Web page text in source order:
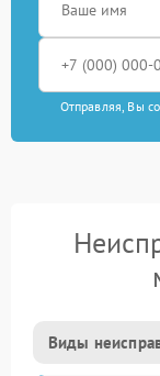
Отправляя, Вы
Виды